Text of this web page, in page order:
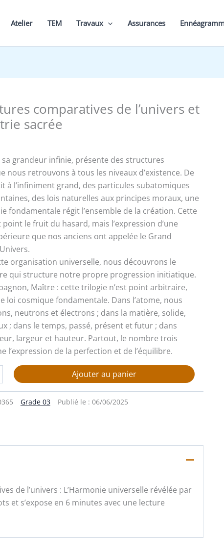
Atelier TEM Travaux Assurances
comparatives de l’univers et
sacrée
sa grandeur infinie, présente des structures
nous retrouvons à tous les niveaux d’existence. De
à l’infiniment grand, des particules subatomiques
des lois naturelles aux principes moraux, une
fondamentale régit l’ensemble de la création. Cette
point le fruit du hasard, mais l’expression d’une
que nos anciens ont appelée le Grand
organisation universelle, nous découvrons le
qui structure notre propre progression initiatique.
Maître : cette trilogie n’est point arbitraire,
loi cosmique fondamentale. Dans l’atome, nous
neutrons et électrons ; dans la matière, solide,
; dans le temps, passé, présent et futur ; dans
largeur et hauteur. Partout, le nombre trois
l’expression de la perfection et de l’équilibre.
Ajouter au panier
Grade 03 Publié le : 06/06/2025
de l’univers : L’Harmonie universelle révélée par
et s’expose en 6 minutes avec une lecture